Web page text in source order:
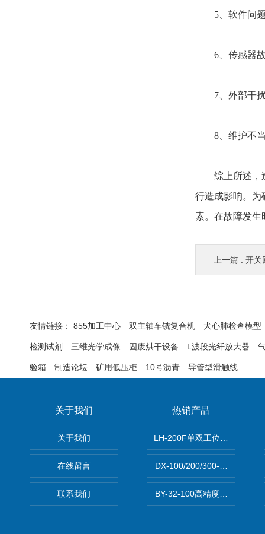
5、软件问题
6、传感器故
7、外部干扰
8、维护不当
综上所述，造
行造成影响。为
素。在故障发生
上一篇 : 开关
友情链接： 855加工中心 双主轴车铣复合机 犬心肺检查模型
检测试剂 三维光学成像 固废烘干设备 L波段光纤放大器
验箱 制造论坛 矿用低压柜 10号沥青 导管型滑触线
关于我们
关于我们
在线留言
联系我们
热销产品
LH-200F单双工位数字振实密
DX-100/200/300-30L/H自动
BY-32-100高精度可调开关电